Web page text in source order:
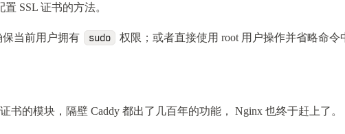
SSL 证书的方法。
当前用户拥有 sudo 权限；或者直接使用 root 用户操作并省略命令
的模块，隔壁 Caddy 都出了几百年的功能， Nginx 也终于赶上了。